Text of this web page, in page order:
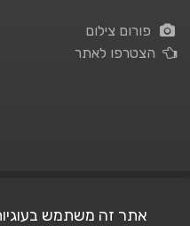
פורום צילום
הצטרפו לאתר